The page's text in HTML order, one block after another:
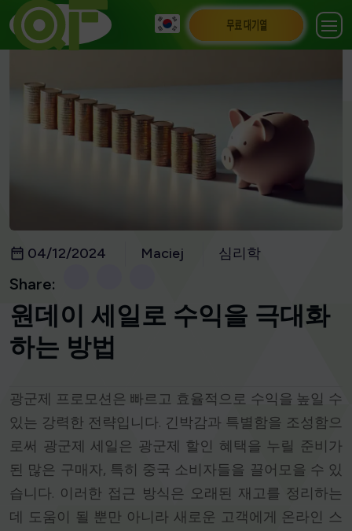
무료 대기열
04/12/2024 Maciej 심리학
Share:
원데이 세일로 수익을 극대화
하는 방법
광군제 프로모션은 빠르고 효율적으로 수익을 높일 수
있는 강력한 전략입니다. 긴박감과 특별함을 조성함으
로써 광군제 세일은 광군제 할인 혜택을 누릴 준비가
된 많은 구매자, 특히 중국 소비자들을 끌어모을 수 있
습니다. 이러한 접근 방식은 오래된 재고를 정리하는
데 도움이 될 뿐만 아니라 새로운 고객에게 온라인 스